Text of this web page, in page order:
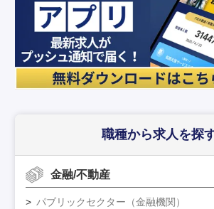
職種から求人を探
金融/不動産
パブリックセクター（金融機関）